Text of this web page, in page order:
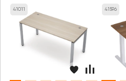
41011 41596